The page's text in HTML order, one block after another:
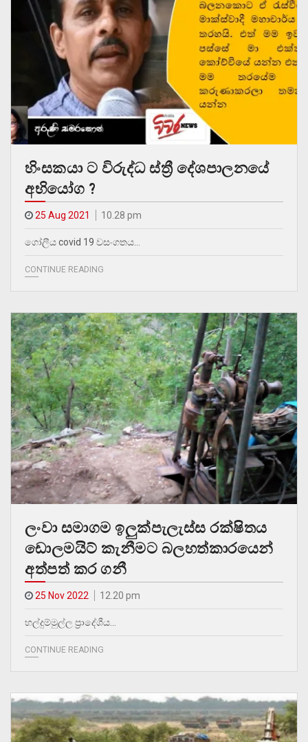
හිංසකයා ට විරුද්ධ ස්ත්‍රී දේශපාලනයේ
අභියෝග ?
25 Aug 2021 10.28 pm
ගෝලීය covid 19 වසංගතය…
CONTINUE READING
ලංවා සමාගම ඉලුක්පැලැස්ස රක්ෂිතය
ඩොලමයිට් කැනීමට බලහත්කාරයෙන්
අත්පත් කර ගනී
25 Nov 2022 12.20 pm
හල්දුම්මුල්ල ප්‍රාදේශීය…
CONTINUE READING